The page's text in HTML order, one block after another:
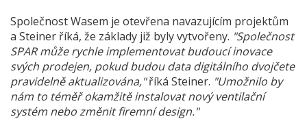
Společnost Wasem je otevřena navazujícím projektům
a Steiner říká, že základy již byly vytvořeny. "Společnost
SPAR může rychle implementovat budoucí inovace
svých prodejen, pokud budou data digitálního dvojčete
pravidelně aktualizována,"říká Steiner. "Umožnilo by
nám to téměř okamžitě instalovat nový ventilační
systém nebo změnit firemní design."